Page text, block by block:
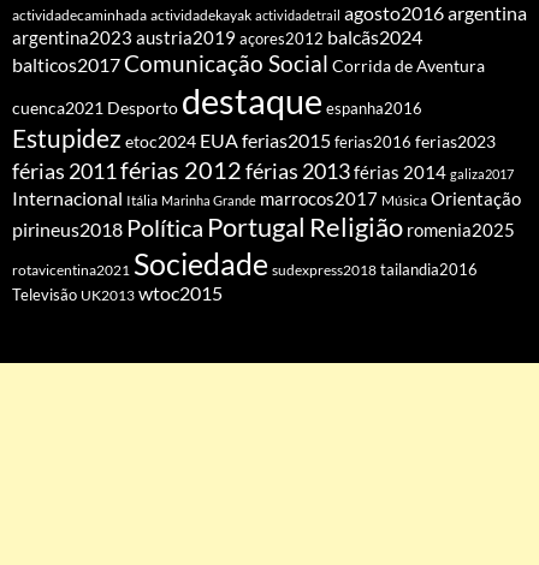
actividadecaminhada actividadekayak actividadetrail agosto2016argentina
argentina2023 austria2019 açores2012 balcãs2024
balticos2017Comunicação Social Corrida de Aventura
cuenca2021 Desporto destaque espanha2016
Estupidez etoc2024 EUAferias2015ferias2016 ferias2023
férias 2011férias 2012férias 2013férias 2014 galiza2017
Internacional Itália Marinha Grande marrocos2017 Música Orientação
pirineus2018 Política Portugal Religião romenia2025
rotavicentina2021 Sociedade sudexpress2018 tailandia2016
Televisão UK2013 wtoc2015